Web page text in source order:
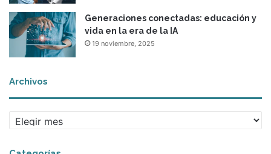
Generaciones conectadas: educación y
vida en la era de la IA
19 noviembre, 2025
Archivos
r